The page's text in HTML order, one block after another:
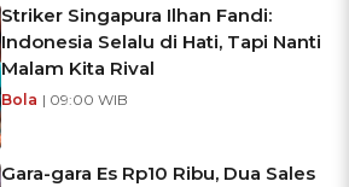
Striker Singapura Ilhan Fandi:
Indonesia Selalu di Hati, Tapi Nanti
Malam Kita Rival
Bola | 09:00 WIB
Gara-gara Es Rp10 Ribu, Dua Sales